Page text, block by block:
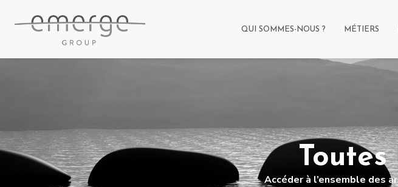
QUI SOMMES-NOUS ? MÉTIERS
Toutes
Accéder à l’ensemble des